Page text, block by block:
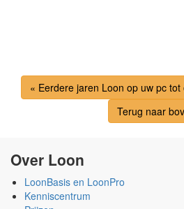
« Eerdere jaren Loon op uw pc
Terug naar
Over Loon
LoonBasis en LoonPro
Kenniscentrum